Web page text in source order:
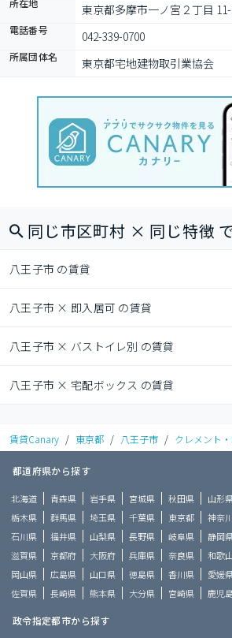
所在地 東京都多摩市一ノ宮２丁目
電話番号 042-339-0700
所属団体名 東京都宅地建物取引業協会
同じ市区町村 × 同じ特徴
八王子市 の賃貸
八王子市 × 即入居可 の賃貸
八王子市 × バストイレ別 の賃貸
八王子市 × 宅配ボックス の賃貸
賃貸Canary / 東京都 / 八王子市 / クレメント
都道府県から探す
北海道 青森県 岩手県 宮城県 秋田県 山形
栃木県
群馬県 埼玉県 千葉県 東京都 神奈
石川県
福井県 山梨県 長野県 岐阜県 静岡
滋賀県
京都府 大阪府 兵庫県 奈良県 和歌
岡山県
広島県 山口県 徳島県 香川県 愛媛
佐賀県
長崎県 熊本県 大分県 宮崎県 鹿児
政令指定都市から探す